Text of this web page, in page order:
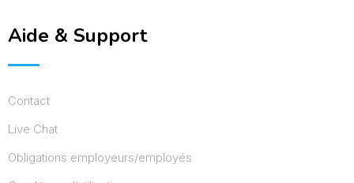
Aide & Support
Contact
Live Chat
Obligations employeurs/employés